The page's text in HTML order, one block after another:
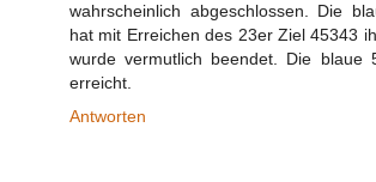
wahrscheinlich abgeschlossen. Die
hat mit Erreichen des 23er Ziel 45343
wurde vermutlich beendet. Die blaue
erreicht.
Antworten